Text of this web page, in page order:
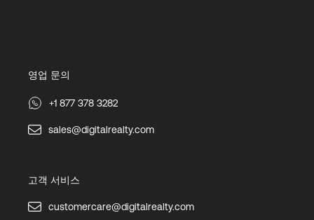
영업 문의
+1 877 378 3282
sales@digitalrealty.com
고객 서비스
customercare@digitalrealty.com